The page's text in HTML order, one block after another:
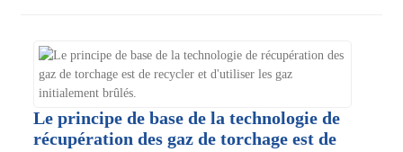
Le principe de base de la technologie de
récupération des gaz de torchage est de